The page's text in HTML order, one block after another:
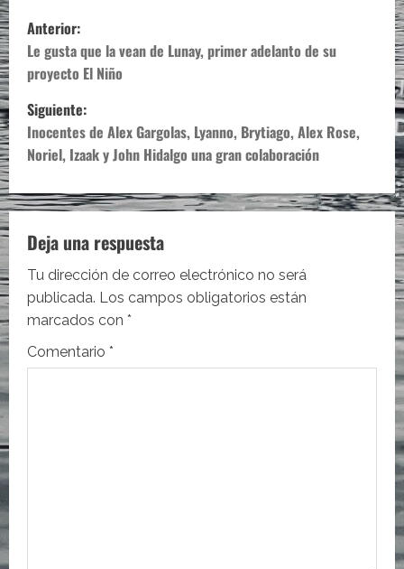
N
a
v
e
g
a
c
i
ó
n
Anterior:
Le gusta que la vean de Lunay, primer adelanto de su
proyecto El Niño
Siguiente:
Inocentes de Alex Gargolas, Lyanno, Brytiago, Alex Rose,
Noriel, Izaak y John Hidalgo una gran colaboración
Deja una respuesta
Tu dirección de correo electrónico no será
publicada. Los campos obligatorios están
marcados con *
Comentario *